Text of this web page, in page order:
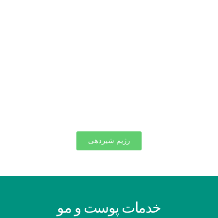
رژیم شیردهی
خدمات پوست و مو